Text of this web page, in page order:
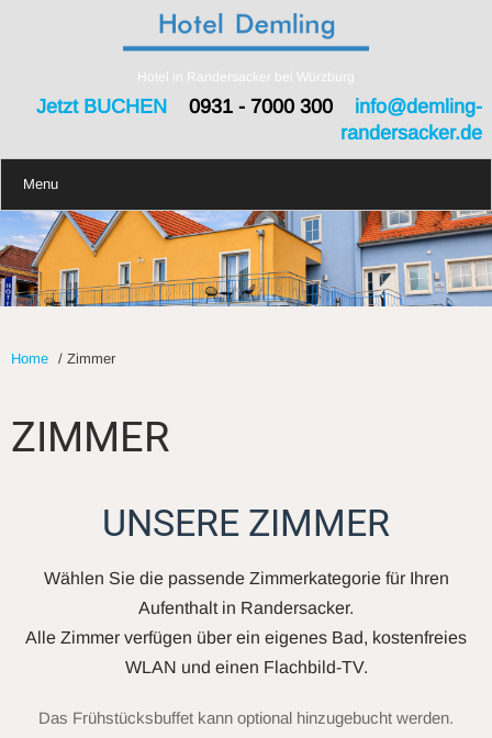
Hotel in Randersacker bei Würzburg
Jetzt BUCHEN0931 - 7000 300 info@demling-
randersacker.de
Menu
Home / Zimmer
ZIMMER
UNSERE ZIMMER
Wählen Sie die passende Zimmerkategorie für Ihren
Aufenthalt in Randersacker.
Alle Zimmer verfügen über ein eigenes Bad, kostenfreies
WLAN und einen Flachbild-TV.
Das Frühstücksbuffet kann optional hinzugebucht werden.